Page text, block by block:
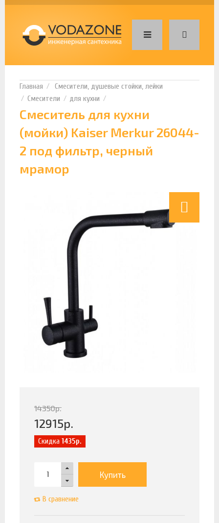
Смесители, душевые стойки, лейки
Смесители
для кухни
Смеситель для кухни
(мойки) Kaiser Merkur 26044-
2 под фильтр, черный
мрамор
14350р.
12915р.
Скидка 1435р.
Купить
В сравнение